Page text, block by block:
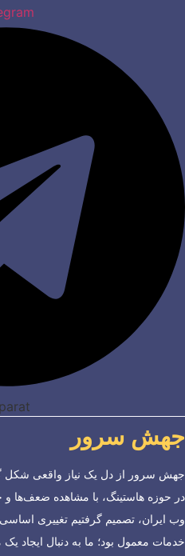
جهش سرور
جهش سرور از دل یک نیاز واقعی شکل
در حوزه هاستینگ، با مشاهده ضعف‌ها
وب ایران، تصمیم گرفتیم تغییری اساسی
خدمات معمول بود؛ ما به دنبال ایجاد یک